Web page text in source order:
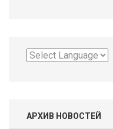
АРХИВ НОВОСТЕЙ